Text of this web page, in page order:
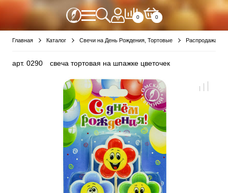
0 0
Главная Каталог Свечи на День Рождения, Тортовые Распродажа
арт.0290 свеча тортовая на шпажке цветочек